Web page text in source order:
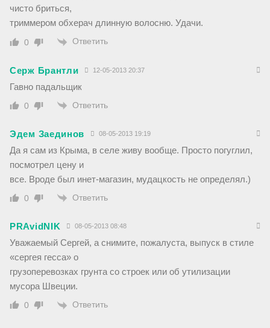
чисто бриться,
триммером обхерач длинную волосню. Удачи.
0 Ответить
Серж Брантли 12-05-2013 20:37
Гавно падальщик
0 Ответить
Эдем Заединов 08-05-2013 19:19
Да я сам из Крыма, в селе живу вообще. Просто погуглил,
посмотрел цену и
все. Вроде был инет-магазин, мудацкость не определял.)
0 Ответить
PRAvidNIK 08-05-2013 08:48
Уважаемый Сергей, а снимите, пожалуста, выпуск в стиле
«сергея гесса» о
грузоперевозках грунта со строек или об утилизации
мусора Швеции.
0 Ответить